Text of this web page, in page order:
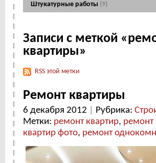
Штукатурные работы (9)
Записи с меткой
квартиры»
RSS этой метки
Ремонт квартиры
6 декабря 2012 Рубрика:
Метки: ремонт квартир, ремонт
квартир фото, ремонт